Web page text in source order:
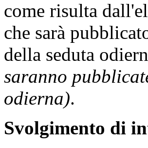
come risulta
che sarà
della seduta
saranno
odierna).
Svolgimento di